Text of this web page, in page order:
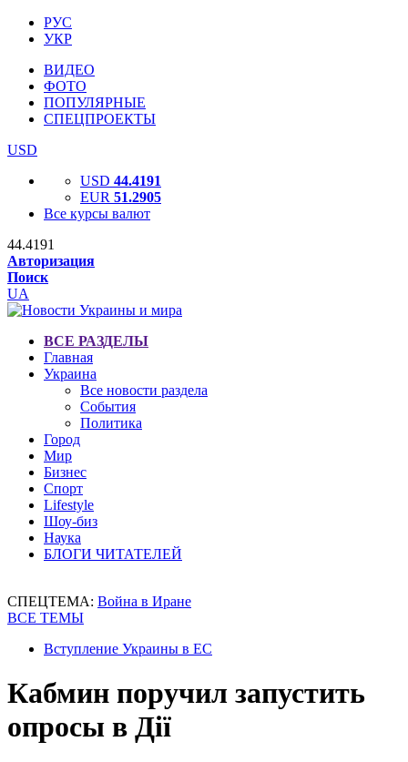
РУС
УКР
ВИДЕО
ФОТО
ПОПУЛЯРНЫЕ
СПЕЦПРОЕКТЫ
USD
USD 44.4191
EUR 51.2905
Все курсы валют
44.4191
Авторизация
Поиск
UA
ВСЕ РАЗДЕЛЫ
Главная
Украина
Все новости раздела
События
Политика
Город
Мир
Бизнес
Спорт
Lifestyle
Шоу-биз
Наука
БЛОГИ ЧИТАТЕЛЕЙ
СПЕЦТЕМА: Война в Иране
ВСЕ ТЕМЫ
Вступление Украины в ЕС
Кабмин поручил запустить
опросы в Дії